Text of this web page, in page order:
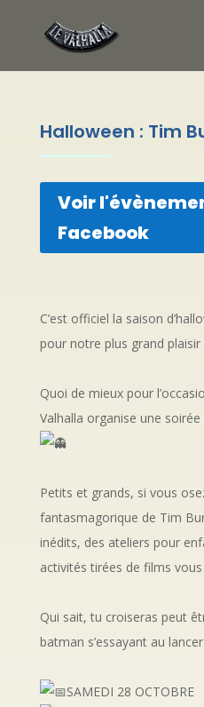
Halloween : Tim
Voir
Facebook
C’est officiel la saison
pour notre plus grand plaisir
Quoi de mieux pour
Valhalla organise une
Petits et grands, si vous
fantasmagorique de Tim
inédits, des ateliers pour
activités tirées de films
Qui sait, tu croiseras peut
batman s’essayant au
SAMEDI 28 OCTOBRE